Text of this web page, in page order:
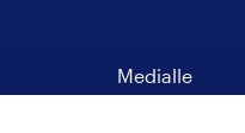
Medialle